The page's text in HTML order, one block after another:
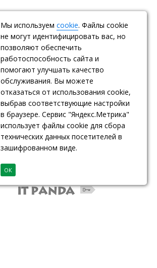
Мы используем cookie. Файлы cookie
не могут идентифицировать вас, но
позволяют обеспечить
работоспособность сайта и
помогают улучшать качество
обслуживания. Вы можете
отказаться от использования cookie,
выбрав соответствующие настройки
в браузере. Сервис "Яндекс.Метрика"
использует файлы cookie для сбора
технических данных посетителей в
зашифрованном виде.
ОК